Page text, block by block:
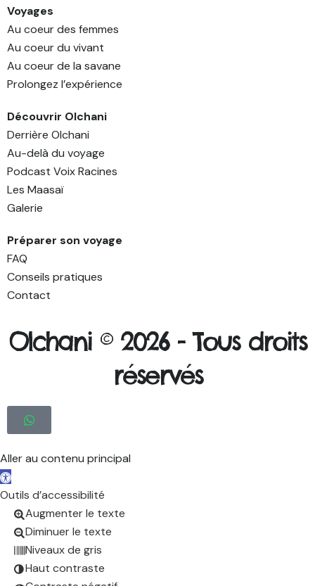
Voyages
Au coeur des femmes
Au coeur du vivant
Au coeur de la savane
Prolongez l’expérience
Découvrir Olchani
Derrière Olchani
Au-delà du voyage
Podcast Voix Racines
Les Maasaï
Galerie
Préparer son voyage
FAQ
Conseils pratiques
Contact
Olchani © 2026 -Tous droits
réservés
Aller au contenu principal
Ouvrir la barre d’outils
Outils d’accessibilité
Augmenter le texte
Diminuer le texte
Niveaux de gris
Haut contraste